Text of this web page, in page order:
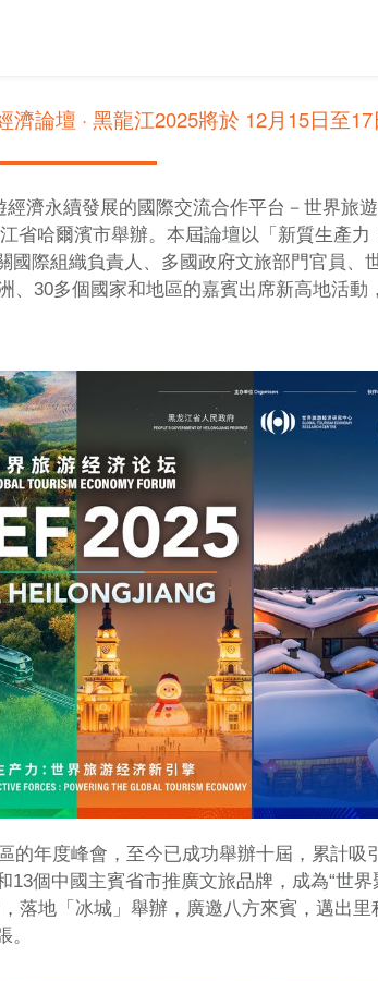
論壇 · 黑龍江2025將於 12月15日至
濟永續發展的國際交流合作平台－世界旅
省哈爾濱市舉辦。本屆論壇以「新質生產力
際組織負責人、多國政府文旅部門官員、
、30多個國家和地區的嘉賓出席新高地活動
的年度峰會，至今已成功舉辦十屆，累計吸
個中國主賓省市推廣文旅品牌，成為“世
落地「冰城」舉辦，廣邀八方來賓，邁出